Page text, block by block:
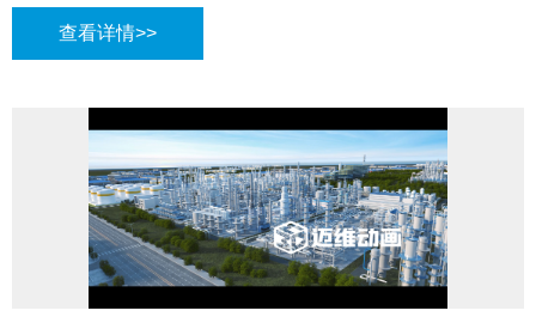
槛高且行业标准化程度低。在此背景下，工业三维动画凭借可视化优
势，成为衔接技术研发与市场推广的关键工具 —— 尤其像迈维动画这
利用企业亟需通过化工行业三维动画制作，向政策制定者、投资者展
示技术先进性与环保效益，这一需求加速了稀缺金属再生平台三维动
画的应用。
查看详情>>